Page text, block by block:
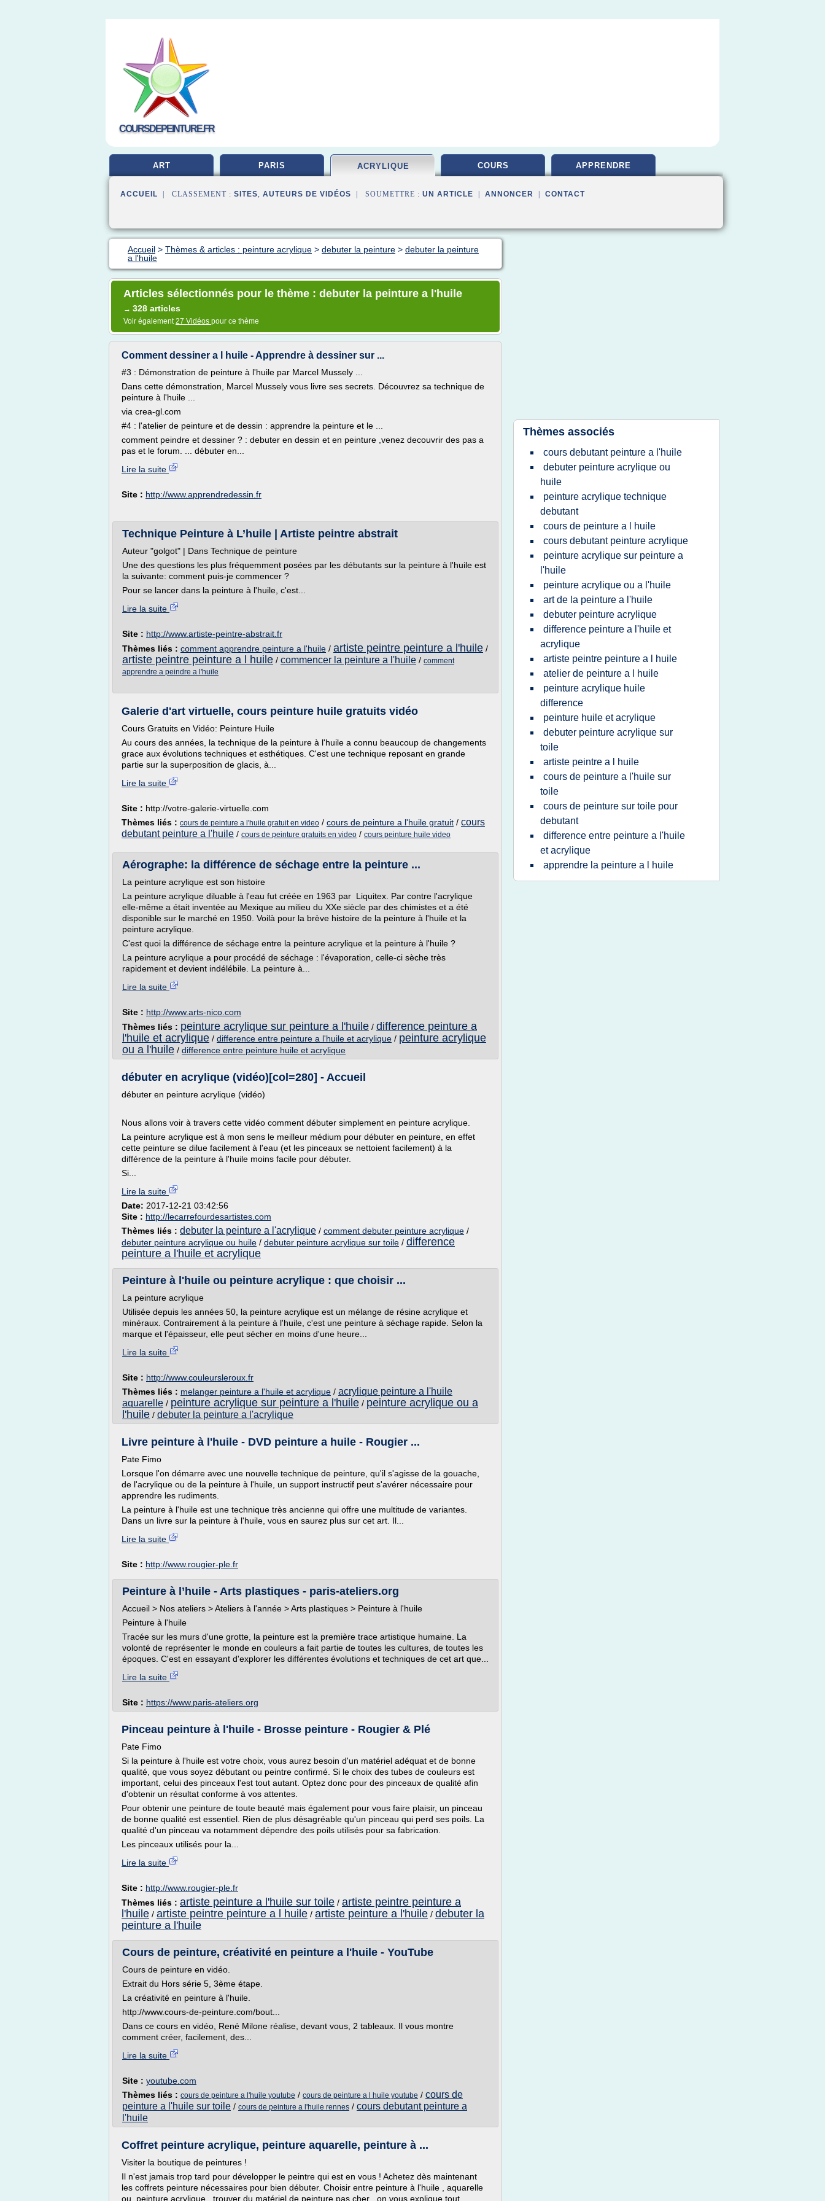
COURSDEPEINTURE.FR
ART PARIS ACRYLIQUE COURS APPRENDRE
ACCUEIL | CLASSEMENT : SITES, AUTEURS DE VIDÉOS | SOUMETTRE : UN ARTICLE ANNONCER CONTACT
Accueil > Thèmes & articles : peinture acrylique > debuter la peinture > debuter la peinture
a l'huile
Articles sélectionnés pour le thème : debuter la peinture a l'huile
→ 328 articles
Voir également27 Vidéos pour ce thème
Comment dessiner a l huile - Apprendre à dessiner sur ...
#3 : Démonstration de peinture à l'huile par Marcel Mussely ...
Dans cette démonstration, Marcel Mussely vous livre ses secrets. Découvrez sa technique de
peinture à l'huile ...
via crea-gl.com
#4 : l'atelier de peinture et de dessin : apprendre la peinture et le ...
comment peindre et dessiner ? : debuter en dessin et en peinture ,venez decouvrir des pas a
pas et le forum. ... débuter en...
Lire la suite
Site : http://www.apprendredessin.fr
Technique Peinture à L’huile | Artiste peintre abstrait
Auteur "golgot" | Dans Technique de peinture
Une des questions les plus fréquemment posées par les débutants sur la peinture à l'huile est
la suivante: comment puis-je commencer ?
Pour se lancer dans la peinture à l'huile, c'est...
Lire la suite
Site : http://www.artiste-peintre-abstrait.fr
Thèmes liés : comment apprendre peinture a l'huile / artiste peintre peinture a l'huile /
artiste peintre peinture a l huile / commencer la peinture a l'huile / comment
apprendre a peindre a l'huile
Galerie d'art virtuelle, cours peinture huile gratuits vidéo
Cours Gratuits en Vidéo: Peinture Huile
Au cours des années, la technique de la peinture à l'huile a connu beaucoup de changements
grace aux évolutions techniques et esthétiques. C'est une technique reposant en grande
partie sur la superposition de glacis, à...
Lire la suite
Site : http://votre-galerie-virtuelle.com
Thèmes liés : cours de peinture a l'huile gratuit en video / cours de peinture a l'huile gratuit / cours
debutant peinture a l'huile / cours de peinture gratuits en video / cours peinture huile video
Aérographe: la différence de séchage entre la peinture ...
La peinture acrylique est son histoire
La peinture acrylique diluable à l'eau fut créée en 1963 par Liquitex. Par contre l'acrylique
elle-même a était inventée au Mexique au milieu du XXe siècle par des chimistes et a été
disponible sur le marché en 1950. Voilà pour la brève histoire de la peinture à l'huile et la
peinture acrylique.
C'est quoi la différence de séchage entre la peinture acrylique et la peinture à l'huile ?
La peinture acrylique a pour procédé de séchage : l'évaporation, celle-ci sèche très
rapidement et devient indélébile. La peinture à...
Lire la suite
Site : http://www.arts-nico.com
Thèmes liés : peinture acrylique sur peinture a l'huile / difference peinture a
l'huile et acrylique / difference entre peinture a l'huile et acrylique / peinture acrylique
ou a l'huile / difference entre peinture huile et acrylique
débuter en acrylique (vidéo)[col=280] - Accueil
débuter en peinture acrylique (vidéo)
Nous allons voir à travers cette vidéo comment débuter simplement en peinture acrylique.
La peinture acrylique est à mon sens le meilleur médium pour débuter en peinture, en effet
cette peinture se dilue facilement à l'eau (et les pinceaux se nettoient facilement) à la
différence de la peinture à l'huile moins facile pour débuter.
Si...
Lire la suite
Date: 2017-12-21 03:42:56
Site : http://lecarrefourdesartistes.com
Thèmes liés : debuter la peinture a l'acrylique / comment debuter peinture acrylique /
debuter peinture acrylique ou huile / debuter peinture acrylique sur toile / difference
peinture a l'huile et acrylique
Peinture à l'huile ou peinture acrylique : que choisir ...
La peinture acrylique
Utilisée depuis les années 50, la peinture acrylique est un mélange de résine acrylique et
minéraux. Contrairement à la peinture à l'huile, c'est une peinture à séchage rapide. Selon la
marque et l'épaisseur, elle peut sécher en moins d'une heure...
Lire la suite
Site : http://www.couleursleroux.fr
Thèmes liés : melanger peinture a l'huile et acrylique / acrylique peinture a l'huile
aquarelle / peinture acrylique sur peinture a l'huile / peinture acrylique ou a
l'huile / debuter la peinture a l'acrylique
Livre peinture à l'huile - DVD peinture a huile - Rougier ...
Pate Fimo
Lorsque l'on démarre avec une nouvelle technique de peinture, qu'il s'agisse de la gouache,
de l'acrylique ou de la peinture à l'huile, un support instructif peut s'avérer nécessaire pour
apprendre les rudiments.
La peinture à l'huile est une technique très ancienne qui offre une multitude de variantes.
Dans un livre sur la peinture à l'huile, vous en saurez plus sur cet art. Il...
Lire la suite
Site : http://www.rougier-ple.fr
Peinture à l’huile - Arts plastiques - paris-ateliers.org
Accueil > Nos ateliers > Ateliers à l'année > Arts plastiques > Peinture à l'huile
Peinture à l'huile
Tracée sur les murs d'une grotte, la peinture est la première trace artistique humaine. La
volonté de représenter le monde en couleurs a fait partie de toutes les cultures, de toutes les
époques. C'est en essayant d'explorer les différentes évolutions et techniques de cet art que...
Lire la suite
Site : https://www.paris-ateliers.org
Pinceau peinture à l'huile - Brosse peinture - Rougier & Plé
Pate Fimo
Si la peinture à l'huile est votre choix, vous aurez besoin d'un matériel adéquat et de bonne
qualité, que vous soyez débutant ou peintre confirmé. Si le choix des tubes de couleurs est
important, celui des pinceaux l'est tout autant. Optez donc pour des pinceaux de qualité afin
d'obtenir un résultat conforme à vos attentes.
Pour obtenir une peinture de toute beauté mais également pour vous faire plaisir, un pinceau
de bonne qualité est essentiel. Rien de plus désagréable qu'un pinceau qui perd ses poils. La
qualité d'un pinceau va notamment dépendre des poils utilisés pour sa fabrication.
Les pinceaux utilisés pour la...
Lire la suite
Site : http://www.rougier-ple.fr
Thèmes liés : artiste peinture a l'huile sur toile / artiste peintre peinture a
l'huile / artiste peintre peinture a l huile / artiste peinture a l'huile / debuter la
peinture a l'huile
Cours de peinture, créativité en peinture a l'huile - YouTube
Cours de peinture en vidéo.
Extrait du Hors série 5, 3ème étape.
La créativité en peinture à l'huile.
http://www.cours-de-peinture.com/bout...
Dans ce cours en vidéo, René Milone réalise, devant vous, 2 tableaux. Il vous montre
comment créer, facilement, des...
Lire la suite
Site : youtube.com
Thèmes liés : cours de peinture a l'huile youtube / cours de peinture a l huile youtube / cours de
peinture a l'huile sur toile / cours de peinture a l'huile rennes / cours debutant peinture a
l'huile
Coffret peinture acrylique, peinture aquarelle, peinture à ...
Visiter la boutique de peintures !
Il n'est jamais trop tard pour développer le peintre qui est en vous ! Achetez dès maintenant
les coffrets peinture nécessaires pour bien débuter. Choisir entre peinture à l'huile , aquarelle
ou, peinture acrylique , trouver du matériel de peinture pas cher , on vous explique tout.
Thèmes associés
cours debutant peinture a l'huile
debuter peinture acrylique ou
huile
peinture acrylique technique
debutant
cours de peinture a l huile
cours debutant peinture acrylique
peinture acrylique sur peinture a
l'huile
peinture acrylique ou a l'huile
art de la peinture a l'huile
debuter peinture acrylique
difference peinture a l'huile et
acrylique
artiste peintre peinture a l huile
atelier de peinture a l huile
peinture acrylique huile
difference
peinture huile et acrylique
debuter peinture acrylique sur
toile
artiste peintre a l huile
cours de peinture a l'huile sur
toile
cours de peinture sur toile pour
debutant
difference entre peinture a l'huile
et acrylique
apprendre la peinture a l huile